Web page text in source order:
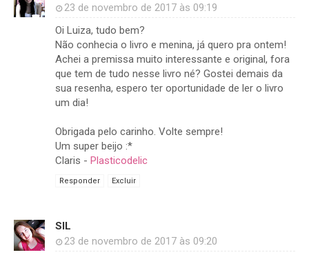
23 de novembro de 2017 às 09:19
Oi Luiza, tudo bem?
Não conhecia o livro e menina, já quero pra ontem!
Achei a premissa muito interessante e original, fora
que tem de tudo nesse livro né? Gostei demais da
sua resenha, espero ter oportunidade de ler o livro
um dia!
Obrigada pelo carinho. Volte sempre!
Um super beijo :*
Claris - Plasticodelic
Responder Excluir
SIL
23 de novembro de 2017 às 09:20